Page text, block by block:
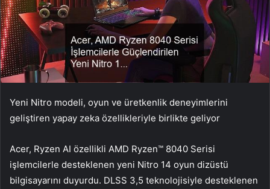
Yeni Nitro modeli, oyun ve üretkenlik deneyimlerini
geliştiren yapay zeka özellikleriyle birlikte geliyor
Acer, Ryzen AI özellikli AMD Ryzen™ 8040 Serisi
işlemcilerle desteklenen yeni Nitro 14 oyun dizüstü
bilgisayarını duyurdu. DLSS 3,5 teknolojisiyle desteklenen